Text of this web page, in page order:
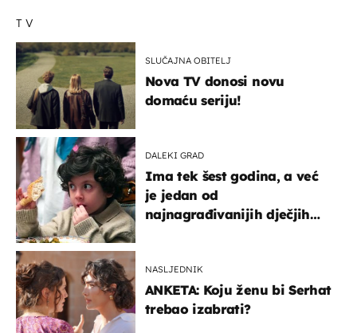
TV
SLUČAJNA OBITELJ
Nova TV donosi novu
domaću seriju!
DALEKI GRAD
Ima tek šest godina, a već
je jedan od
najnagrađivanijih dječjih
NASLJEDNIK
ANKETA: Koju ženu bi Serhat
trebao izabrati?